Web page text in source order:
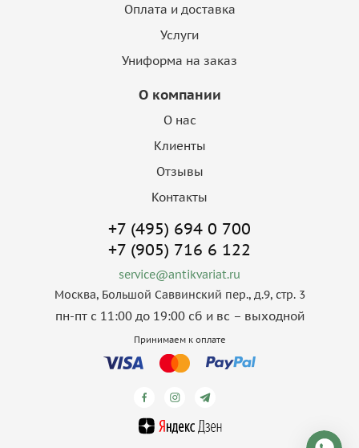
Оплата и доставка
Услуги
Униформа на заказ
О компании
О нас
Клиенты
Отзывы
Контакты
+7 (495) 694 0 700
+7 (905) 716 6 122
service@antikvariat.ru
Москва, Большой Саввинский пер., д.9, стр. 3
пн-пт с 11:00 до 19:00 сб и вс – выходной
Принимаем к оплате